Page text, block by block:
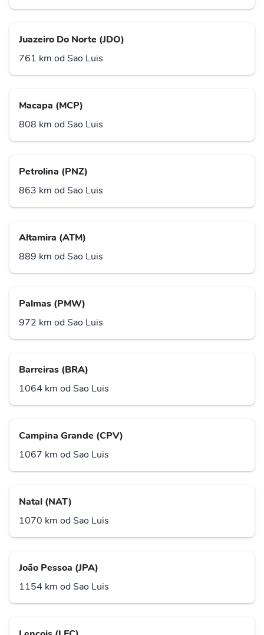
Juazeiro Do Norte (JDO)
761 km od Sao Luis
Macapa (MCP)
808 km od Sao Luis
Petrolina (PNZ)
863 km od Sao Luis
Altamira (ATM)
889 km od Sao Luis
Palmas (PMW)
972 km od Sao Luis
Barreiras (BRA)
1064 km od Sao Luis
Campina Grande (CPV)
1067 km od Sao Luis
Natal (NAT)
1070 km od Sao Luis
João Pessoa (JPA)
1154 km od Sao Luis